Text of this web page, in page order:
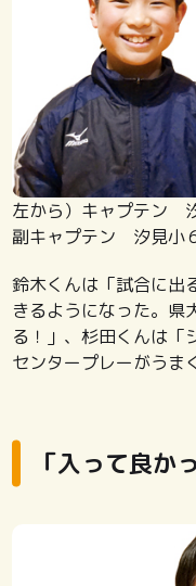
左から）キャプテン
副キャプテン 汐見小
鈴木くんは「試合に出
きるようになった。県
る！」、杉田くんは「
センタープレーがうま
「入って良か